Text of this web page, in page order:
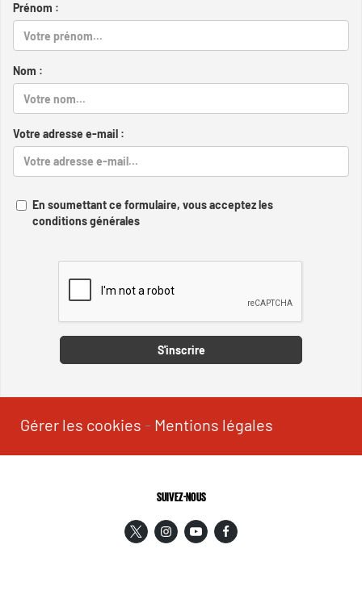
Prénom :
Nom :
Votre adresse e-mail :
En soumettant ce formulaire, vous acceptez les
conditions générales
S'inscrire
Gérer les cookies - Mentions légales
SUIVEZ-NOUS